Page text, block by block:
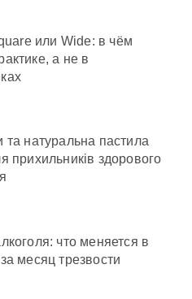
или Wide: в чём
а не в
та натуральна пастила
прихильників здорового
что меняется в
месяц трезвости